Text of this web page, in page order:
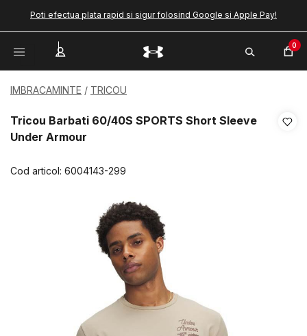
Poti efectua plata rapid si sigur folosind Google si Apple Pay!
0
IMBRACAMINTE TRICOU
Tricou Barbati 60/40S SPORTS Short Sleeve
Under Armour
Cod articol: 6004143-299